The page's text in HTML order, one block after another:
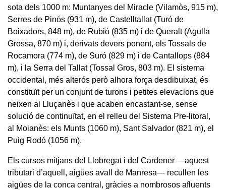
sota dels 1000 m: Muntanyes del Miracle (Vilamòs, 915 m),
Serres de Pinós (931 m), de Castelltallat (Turó de
Boixadors, 848 m), de Rubió (835 m) i de Queralt (Agulla
Grossa, 870 m) i, derivats devers ponent, els Tossals de
Rocamora (774 m), de Suró (829 m) i de Cantallops (884
m), i la Serra del Tallat (Tossal Gros, 803 m). El sistema
occidental, més alterós però alhora força desdibuixat, és
constituït per un conjunt de turons i petites elevacions que
neixen al Lluçanès i que acaben encastant-se, sense
solució de continuïtat, en el relleu del Sistema Pre-litoral,
al Moianès: els Munts (1060 m), Sant Salvador (821 m), el
Puig Rodó (1056 m).
Els cursos mitjans del Llobregat i del Cardener —aquest
tributari d’aquell, aigües avall de Manresa— recullen les
aigües de la conca central, gràcies a nombrosos afluents